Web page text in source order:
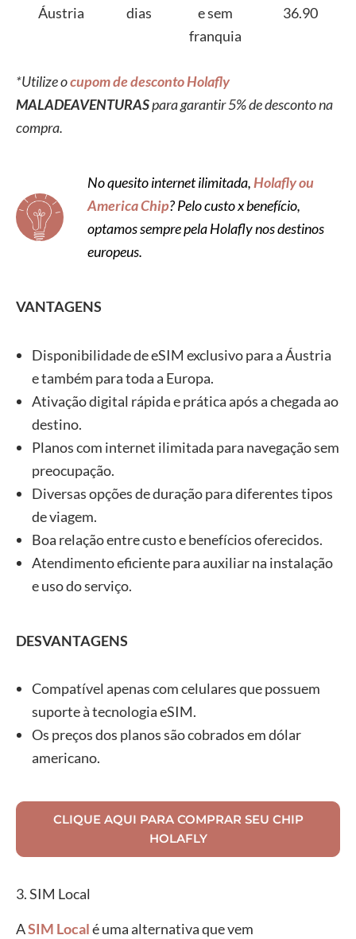
Áustria
dias
e sem
franquia
36.90
eSIM
Europa
10
internet
ilimitada
USD
eSIM
Europa
15
dias
internet
ilimitada
e sem
USD
50.90
*Utilize ocupom de desconto Holafly
MALADEAVENTURASpara garantir 5% de desconto na
compra.
No quesito internet ilimitada,Holafly ou
America Chip? Pelo custo x benefício,
optamos sempre pela Holafly nos destinos
europeus.
VANTAGENS
Disponibilidade de eSIM exclusivo para a Áustria
e também para toda a Europa.
Ativação digital rápida e prática após a chegada ao
destino.
Planos com internet ilimitada para navegação sem
preocupação.
Diversas opções de duração para diferentes tipos
de viagem.
Boa relação entre custo e benefícios oferecidos.
Atendimento eficiente para auxiliar na instalação
e uso do serviço.
DESVANTAGENS
Compatível apenas com celulares que possuem
suporte à tecnologia eSIM.
Os preços dos planos são cobrados em dólar
americano.
CLIQUE AQUI PARA COMPRAR SEU CHIP
HOLAFLY
3. SIM Local
ASIM Localé uma alternativa que vem